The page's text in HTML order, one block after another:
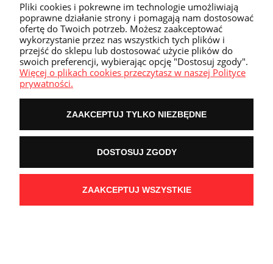
Pliki cookies i pokrewne im technologie umożliwiają
poprawne działanie strony i pomagają nam dostosować
ofertę do Twoich potrzeb. Możesz zaakceptować
wykorzystanie przez nas wszystkich tych plików i
przejść do sklepu lub dostosować użycie plików do
swoich preferencji, wybierając opcję "Dostosuj zgody".
Więcej o plikach cookies przeczytasz w naszej Polityce
prywatności.
ZAAKCEPTUJ TYLKO NIEZBĘDNE
DOSTOSUJ ZGODY
ZAAKCEPTUJ WSZYSTKIE